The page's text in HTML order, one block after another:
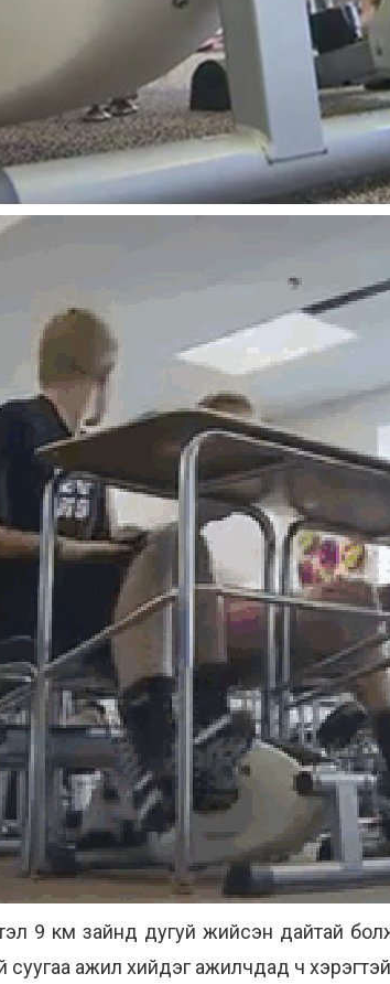
9 км зайнд дугуй жийсэн дайтай
суугаа ажил хийдэг ажилчдад ч